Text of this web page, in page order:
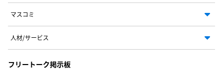
マスコミ
人材/サービス
フリートーク掲示板